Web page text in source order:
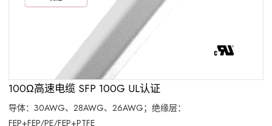
100Ω高速电缆 SFP 100G UL认证
导体：30AWG、28AWG、26AWG；绝缘层：
FEP+FEP/PE/FEP+PTFE